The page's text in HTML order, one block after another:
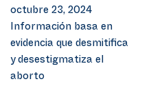
octubre 23, 2024
Información basa en
evidencia que desmitifica
y desestigmatiza el
aborto